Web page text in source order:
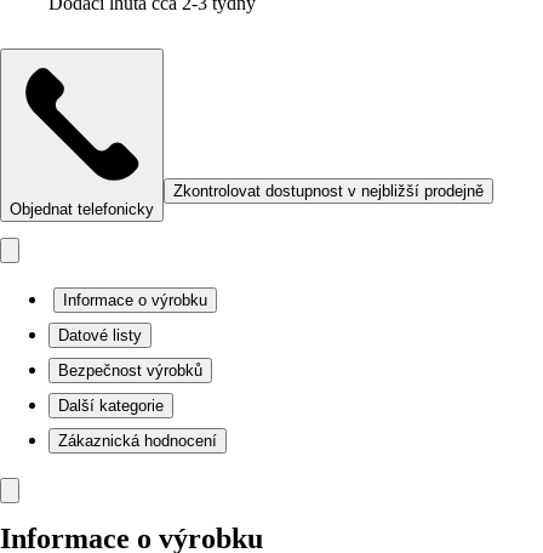
Objednat telefonicky
Zkontrolovat dostupnost v nejbližší prodejně
Informace o výrobku
Datové listy
Bezpečnost výrobků
Další kategorie
Zákaznická hodnocení
Informace o výrobku